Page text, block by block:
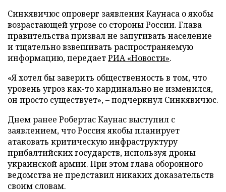
Синкявичюс опроверг заявления Каунаса о якобы
возрастающей угрозе со стороны России. Глава
правительства призвал не запугивать население
и тщательно взвешивать распространяемую
информацию, передаетРИА «Новости».
«Я хотел бы заверить общественность в том, что
уровень угроз как-то кардинально не изменился,
он просто существует», – подчеркнул Синкявичюс.
Днем ранее Робертас Каунас выступил с
заявлением, что Россия якобы планирует
атаковать критическую инфраструктуру
прибалтийских государств, используя дроны
украинской армии. При этом глава оборонного
ведомства не представил никаких доказательств
своим словам.